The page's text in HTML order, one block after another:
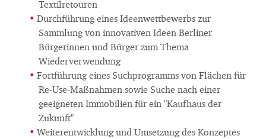
Textilretouren
Durchführung eines Ideenwettbewerbs zur
Sammlung von innovativen Ideen Berliner
Bürgerinnen und Bürger zum Thema
Wiederverwendung
Fortführung eines Suchprogramms von Flächen für
Re-Use-Maßnahmen sowie Suche nach einer
geeigneten Immobilien für ein "Kaufhaus der
Zukunft"
Weiterentwicklung und Umsetzung des Konzeptes